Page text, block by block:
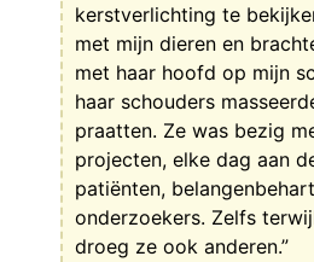
kerstverlichting te
met mijn dieren en
met haar hoofd op mijn
haar schouders
praatten. Ze was bezig
projecten, elke dag aan
patiënten,
onderzoekers. Zelfs
droeg ze ook anderen.”